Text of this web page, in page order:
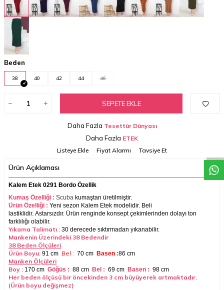
Beden
38 40 42 44 46
SEPETE EKLE
Daha Fazla Tesettür Dünyası
Daha Fazla ETEK
Listeye Ekle
Fiyat Alarmı Tavsiye Et
Ürün Açıklaması
Kalem Etek 0291 Bordo Özellik
Kumaş Özelliği : Scuba kumaştan üretilmiştir.
Ürün Özelliği : Yeni sezon Kalem Etek modelidir. Beli
lastiklidir. Astarsızdır. Ürün renginde konsept çekimlerinden dolayı ton
farklılığı olabilir.
Yıkama Talimatı : 30 derecede sıktırmadan yıkanabilir.
Mankenin Üzerindeki 38 Bedendir
38 Beden Ölçüleri
Ürün Boyu: 91 cm Bel : 70 cm Basen :86 cm
Manken Ölçüleri
Boy : 170 cm Göğüs : 88 cm Bel : 69 cm Basen : 98 cm
Her beden ölçüsü bir öncekinden 3 cm büyüyerek artmaktadır.
(Ürün boyu değişmez)